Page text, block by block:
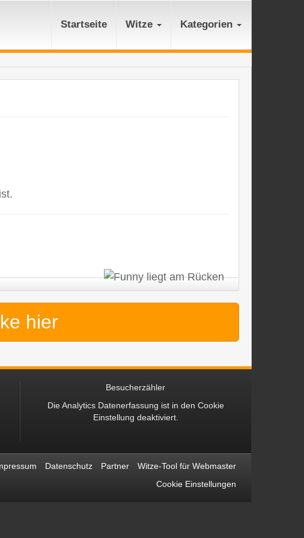
Startseite Witze Kategorien
hier
Besucherzähler
Die Analytics Datenerfassung ist in den Cookie
Einstellung deaktiviert.
Datenschutz Partner
Witze-Tool für Webmaster
Cookie Einstellungen